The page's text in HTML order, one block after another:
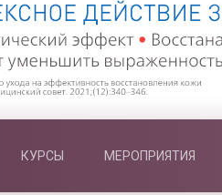
КУРСЫ МЕРОПРИЯТИЯ